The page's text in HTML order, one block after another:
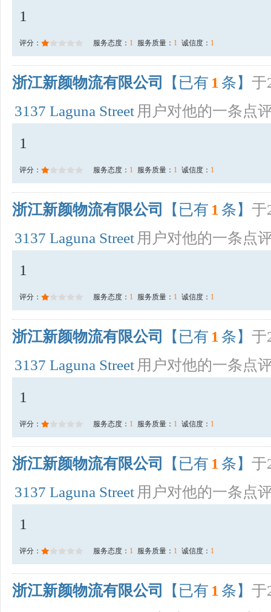
1
评分： 服务态度： 1 服务质量： 1 诚信度： 1
浙江新颜物流有限公司 【已有 1 条】 于
3137 Laguna Street 用户对他的一条点
1
评分： 服务态度： 1 服务质量： 1 诚信度： 1
浙江新颜物流有限公司 【已有 1 条】 于
3137 Laguna Street 用户对他的一条点
1
评分： 服务态度： 1 服务质量： 1 诚信度： 1
浙江新颜物流有限公司 【已有 1 条】 于
3137 Laguna Street 用户对他的一条点
1
评分： 服务态度： 1 服务质量： 1 诚信度： 1
浙江新颜物流有限公司 【已有 1 条】 于
3137 Laguna Street 用户对他的一条点
1
评分： 服务态度： 1 服务质量： 1 诚信度： 1
浙江新颜物流有限公司 【已有 1 条】 于